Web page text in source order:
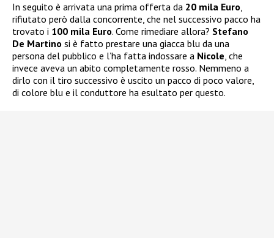
In seguito è arrivata una prima offerta da 20 mila Euro,
rifiutato però dalla concorrente, che nel successivo pacco ha
trovato i 100 mila Euro. Come rimediare allora? Stefano
De Martino si è fatto prestare una giacca blu da una
persona del pubblico e l’ha fatta indossare a Nicole, che
invece aveva un abito completamente rosso. Nemmeno a
dirlo con il tiro successivo è uscito un pacco di poco valore,
di colore blu e il conduttore ha esultato per questo.